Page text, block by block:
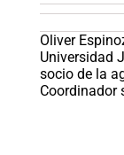
Oliver
Universidad
socio de la
Coordinador